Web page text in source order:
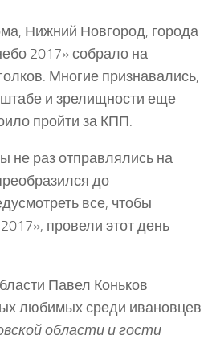
Нижний Новгород, города
2017» собрало на
Многие признавались,
и зрелищности еще
пройти за КПП.
не раз отправлялись на
до
все, чтобы
провели этот день
Павел Коньков
любимых среди ивановцев
области и гости